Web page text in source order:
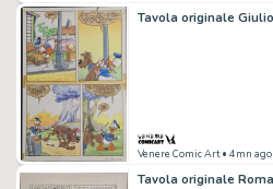
Venere Comic Art• 4mn ago